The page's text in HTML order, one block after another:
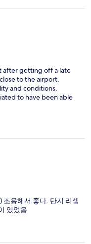
after getting off a late
to the airport.
and conditions.
to have been able
조용해서 좋다. 단지 리셉
있었음